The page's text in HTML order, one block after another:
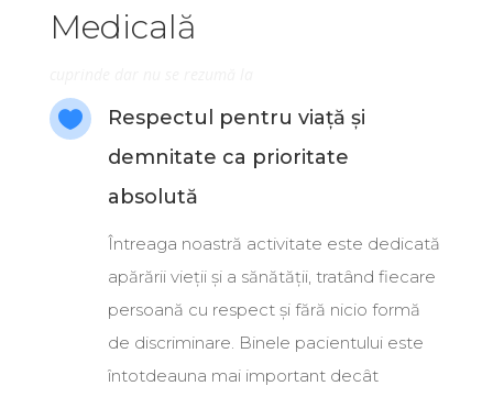
Medicală

Respectul pentru viață și
demnitate ca prioritate
absolută
Întreaga noastră activitate este dedicată
apărării vieții și a sănătății, tratând fiecare
persoană cu respect și fără nicio formă
de discriminare. Binele pacientului este
întotdeauna mai important decât